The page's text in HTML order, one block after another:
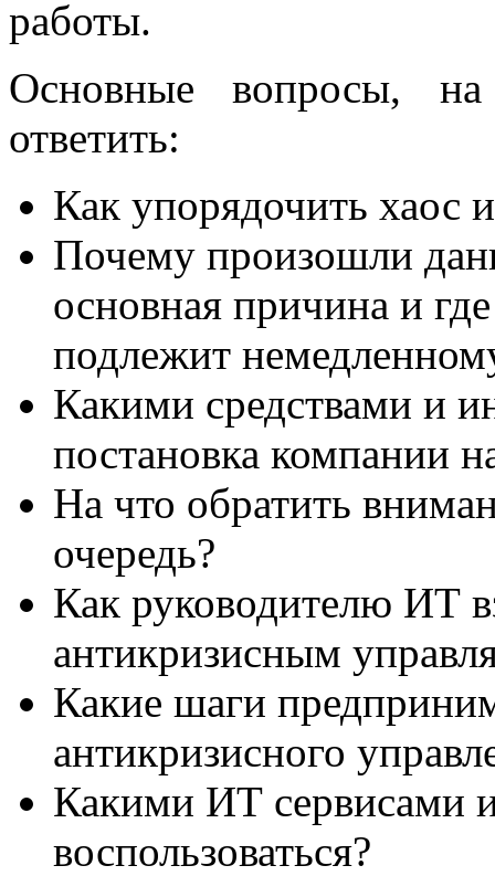
работы.
Основные вопросы,
ответить:
Как упорядочить хаос
Почему произошли
основная причина и
подлежит
Какими средствами и
постановка компании
На что обратить
очередь?
Как руководителю ИТ
антикризисным
Какие шаги
антикризисного
Какими ИТ сервисами
воспользоваться?